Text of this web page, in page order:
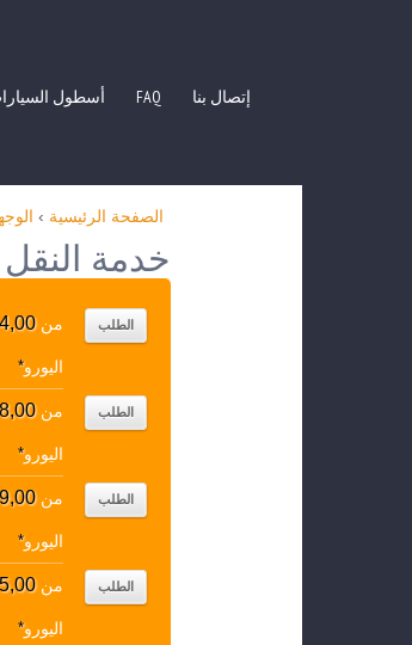
أسطول FAQ إتصال بنا
الصفحة الرئيسية ›
خدمة
من
اليورو*
الطلب
من
اليورو*
الطلب
من
اليورو*
الطلب
من
اليورو*
الطلب